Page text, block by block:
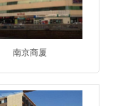
南京商厦